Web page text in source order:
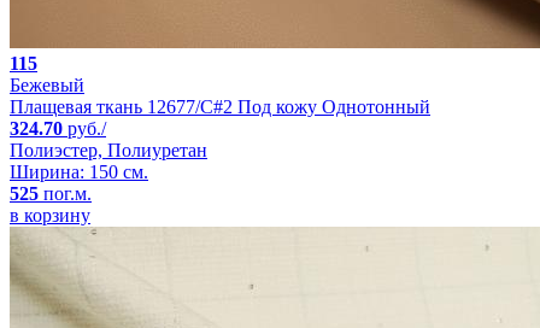
115
Бежевый
Плащевая ткань 12677/C#2 Под кожу Однотонный
324.70 руб./
Полиэстер, Полиуретан
Ширина: 150 см.
525 пог.м.
в корзину